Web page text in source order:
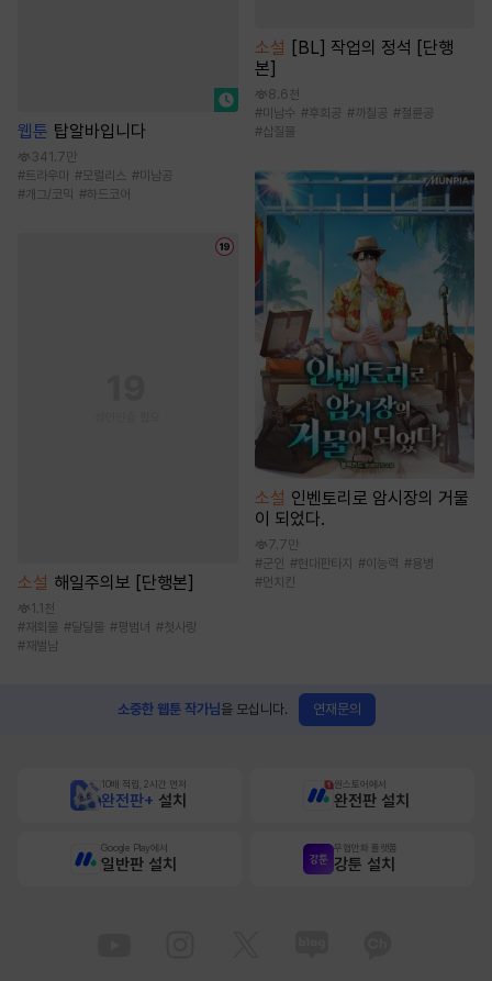
웹툰 탑알바입니다
341.7만
#트라우마 #모럴리스 #미남공
# 개그/코믹 #하드코어
소설 해일주의보 [단행본]
1.1천
# 재회물 #달달물 #평범녀 #첫사랑
# 재벌남
소설 [BL] 작업의 정석 [단행
본]
8.6천
#미남수 #후회공 #까칠공 #절륜공
#삽질물
소설 인벤토리로 암시장의 거물
이 되었다.
7.7만
#군인 #현대판타지 #이능력 #용병
#먼치킨
소중한 웹툰 작가님을 모십니다. 연재문의
10배 적립, 2시간 먼저
완전판+ 설치
원스토어에서
완전판 설치
Google Play에서
일반판 설치
무협만화 플랫폼
강툰 설치